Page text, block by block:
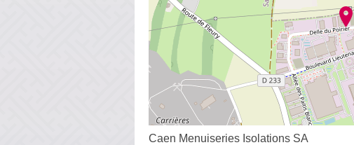
Caen Menuiseries Isolations SA